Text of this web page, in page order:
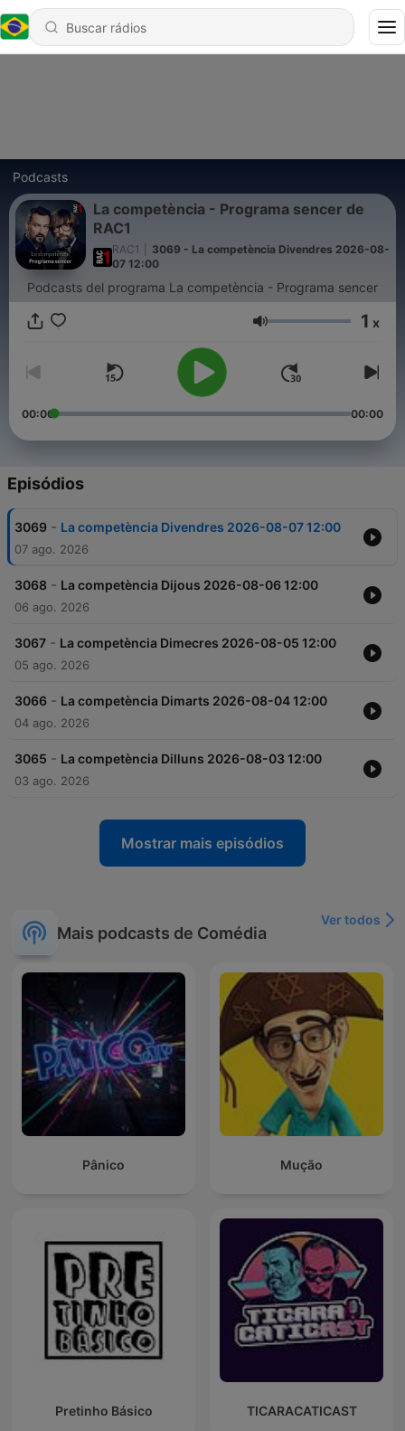
Podcasts
La competència - Programa sencer de
RAC1
RAC1
3069 - La competència Divendres 2026-08-
07 12:00
Podcasts del programa La competència - Programa sencer
Volume 1 x
00:00 00:00
Episódios
3069 - La competència Divendres 2026-08-07 12:00
07 ago. 2026
3068 - La competència Dijous 2026-08-06 12:00
06 ago. 2026
3067 - La competència Dimecres 2026-08-05 12:00
05 ago. 2026
3066 - La competència Dimarts 2026-08-04 12:00
04 ago. 2026
3065 - La competència Dilluns 2026-08-03 12:00
03 ago. 2026
Mostrar mais episódios
Mais podcasts de Comédia
Ver todos
Pânico Mução
Pretinho Básico TICARACATICAST